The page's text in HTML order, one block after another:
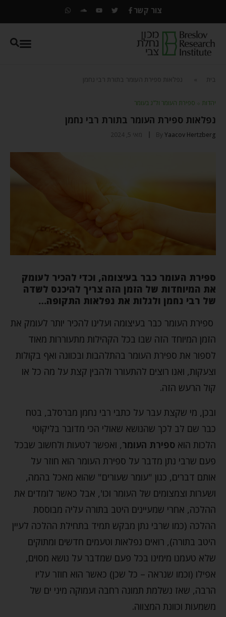
צור קשר
בית נפלאות ספירת העומר בתורת רבי נחמן
יהדות ⬦ ספירת העומר ול"ג בעומר
נפלאות ספירת העומר בתורת רבי נחמן
By Yaacov Hertzberg מאי 5, 2024
ספירת העומר כבר בעיצומה, וכדי להכיר לעומק
את המיוחדות של הזמן הזה צריך להיכנס לשדה
של רבי נחמן ולגלות את נפלאות התקופה…
ספירת העומר כבר בעיצומה ועלינו להכיר יותר לעומק את
הזמן המיוחד הזה שבו בכל הקהילות מתעוררות מאוד
לספור את ספירת העומר בהתלהבות ובכוונה ואף בקולות
וצעקות, ואנו רוצים להתעורר ולהבין קצת על מה כל או
קול הרעש הזה.
ובכן, מי שקצת עבר על כתבי רבי נחמן מברסלב, בטח
כבר שם לב לכך שהנושא שאולי הכי מדובר בליקוטי
הלכות הוא ספירת העומר, ואפשר לטעות ולחשוב שבכל
פעם שרבי נתן מדבר על ספירת העומר הוא חוזר על
אותם דברים, כגון "עומר שעורים" שהוא מאכל בהמה,
ושערות וצמצומים של העומר וכו', אבל כאשר לומדים את
ההלכה, אחרי שמעיינים היטב בתורה עליה מבוססת
ההלכה (כמו שרבי נתן מבקש תמיד בתחילת ההלכה לעיין
היטב בתורה), רואים נפלאות וטעמים חדשים ומתוקים
שלא טעמנו מימינו בכל פעם שמדבר על נושא מסוים,
אפילו (וכמו שנראה – כל שכן) כאשר הוא חוזר עליו
הרבה, שאז נשלמת תמונה רחבה ועמוקה מיני ים של
משמעות וכוונת המצווה.